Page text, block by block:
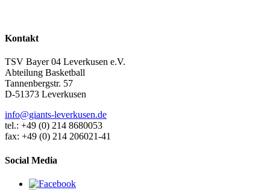
Kontakt
TSV Bayer 04 Leverkusen e.V.
Abteilung Basketball
Tannenbergstr. 57
D-51373 Leverkusen
info@giants-leverkusen.de
tel.: +49 (0) 214 8680053
fax: +49 (0) 214 206021-41
Social Media